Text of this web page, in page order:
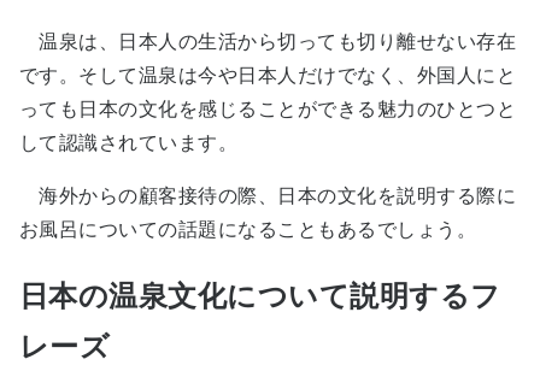
温泉は、日本人の生活から切っても切り離せない存在
です。そして温泉は今や日本人だけでなく、外国人にと
っても日本の文化を感じることができる魅力のひとつと
して認識されています。
海外からの顧客接待の際、日本の文化を説明する際に
お風呂についての話題になることもあるでしょう。
日本の温泉文化について説明するフ
レーズ